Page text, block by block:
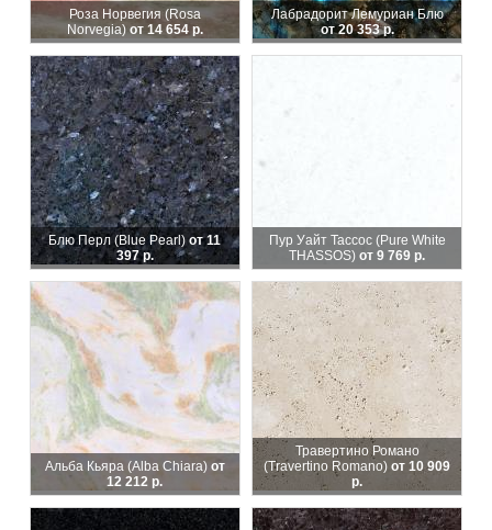
Роза Норвегия (Rosa
Norvegia) от 14 654 р.
Лабрадорит Лемуриан Блю
от 20 353 р.
Блю Перл (Blue Pearl)от 11
397 р.
Пур Уайт Тассос (Pure White
THASSOS) от 9 769 р.
Альба Кьяра (Alba Chiara) от
12 212 р.
Травертино Романо
(Travertino Romano) от 10 909
р.